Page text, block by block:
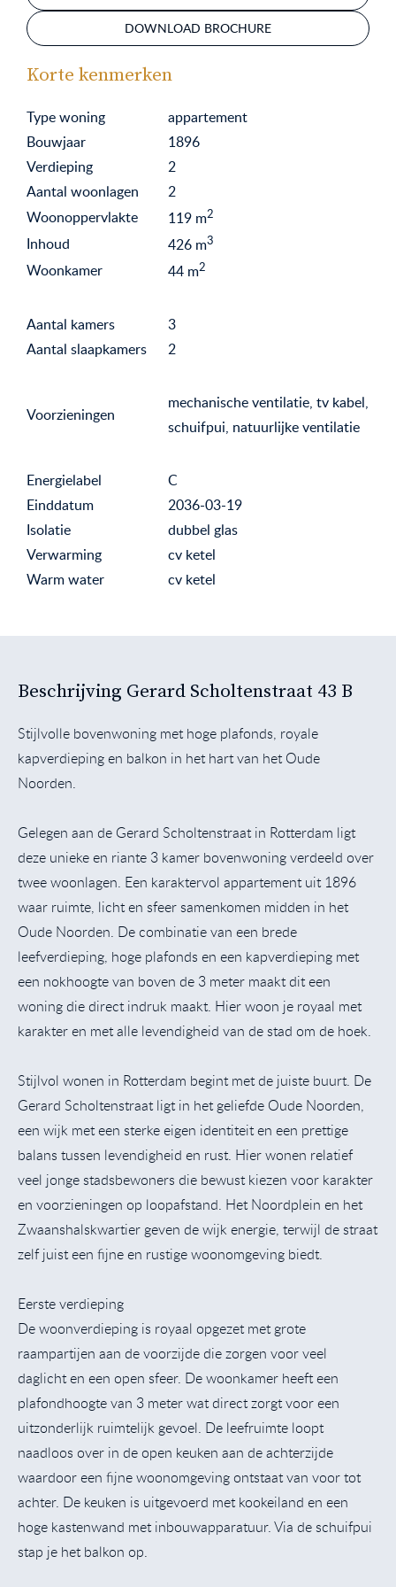
DOWNLOAD BROCHURE
Korte kenmerken
Type woning
appartement
Bouwjaar
1896
Verdieping
2
Aantal woonlagen
2
Woonoppervlakte
119 m2
Inhoud 426 m3
Woonkamer 44 m2
Aantal kamers
3
Aantal slaapkamers
2
Voorzieningen
mechanische ventilatie, tv kabel,
schuifpui, natuurlijke ventilatie
Energielabel
C
Einddatum
2036-03-19
Isolatie
dubbel glas
Verwarming
cv ketel
Warm water
cv ketel
Beschrijving Gerard Scholtenstraat 43 B
Stijlvolle bovenwoning met hoge plafonds, royale
kapverdieping en balkon in het hart van het Oude
Noorden.
Gelegen aan de Gerard Scholtenstraat in Rotterdam ligt
deze unieke en riante 3 kamer bovenwoning verdeeld over
twee woonlagen. Een karaktervol appartement uit 1896
waar ruimte, licht en sfeer samenkomen midden in het
Oude Noorden. De combinatie van een brede
leefverdieping, hoge plafonds en een kapverdieping met
een nokhoogte van boven de 3 meter maakt dit een
woning die direct indruk maakt. Hier woon je royaal met
karakter en met alle levendigheid van de stad om de hoek.
Stijlvol wonen in Rotterdam begint met de juiste buurt. De
Gerard Scholtenstraat ligt in het geliefde Oude Noorden,
een wijk met een sterke eigen identiteit en een prettige
balans tussen levendigheid en rust. Hier wonen relatief
veel jonge stadsbewoners die bewust kiezen voor karakter
en voorzieningen op loopafstand. Het Noordplein en het
Zwaanshalskwartier geven de wijk energie, terwijl de straat
zelf juist een fijne en rustige woonomgeving biedt.
Eerste verdieping
De woonverdieping is royaal opgezet met grote
raampartijen aan de voorzijde die zorgen voor veel
daglicht en een open sfeer. De woonkamer heeft een
plafondhoogte van 3 meter wat direct zorgt voor een
uitzonderlijk ruimtelijk gevoel. De leefruimte loopt
naadloos over in de open keuken aan de achterzijde
waardoor een fijne woonomgeving ontstaat van voor tot
achter. De keuken is uitgevoerd met kookeiland en een
hoge kastenwand met inbouwapparatuur. Via de schuifpui
stap je het balkon op.